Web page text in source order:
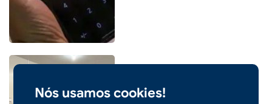
Nós usamos cookies!
| 06/08/2026 - 09h22